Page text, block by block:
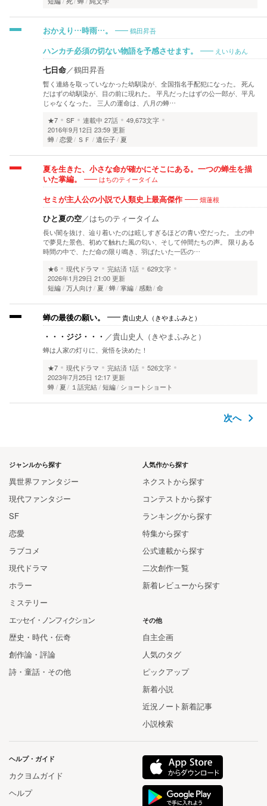
おかえり…時雨…。 鶴田昇吾
ハンカチ必須の切ない物語を予感させます。 えいりあん
七日命／鶴田昇吾
暫く連絡を取っていなかった幼馴染が、全国指名手配犯になった。 死ん
だはずの幼馴染が、目の前に現れた。 平凡だったはずの公一郎が、平凡
じゃなくなった。 三人の運命は、八月の蝉…
★7
SF 連載中 27話
49,673文字
2016年9月12日 23:59 更新
蝉 恋愛 ＳＦ 遺伝子 夏
夏を生きた、小さな命が確かにそこにある。一つの蝉生を描
いた掌編。
はちのティータイム
セミが主人公の小説で人類史上最高傑作 畑蓮根
ひと夏の空／はちのティータイム
長い闇を抜け、辿り着いたのは眩しすぎるほどの青い空だった。 土の中
で夢見た景色、初めて触れた風の匂い、そして仲間たちの声。 限りある
時間の中で、ただ命の限り鳴き、羽ばたいた一匹の…
★6
現代ドラマ 完結済 1話
629文字
2026年1月29日 21:00 更新
短編 万人向け 夏 蝉 掌編 感動 命
蝉の最後の願い。 貴山史人（きやまふみと）
・・・ジジ・・・ ／貴山史人（きやまふみと）
蝉は人家の灯りに、覚悟を決めた！
★7
現代ドラマ 完結済 1話
526文字
2023年7月25日 12:17 更新
蝉 夏 １話完結 短編 ショートショート
次へ
人気作から探す
ネクストから探す
コンテストから探す
ランキングから探す
特集から探す
公式連載から探す
二次創作一覧
新着レビューから探す
ジャンルから探す
異世界ファンタジー
現代ファンタジー
SF
恋愛
ラブコメ
現代ドラマ
ホラー
ミステリー
エッセイ・ノンフィクション
歴史・時代・伝奇
創作論・評論
詩・童話・その他
その他
自主企画
人気のタグ
ピックアップ
新着小説
近況ノート新着記事
小説検索
ヘルプ・ガイド
カクヨムガイド
ヘルプ